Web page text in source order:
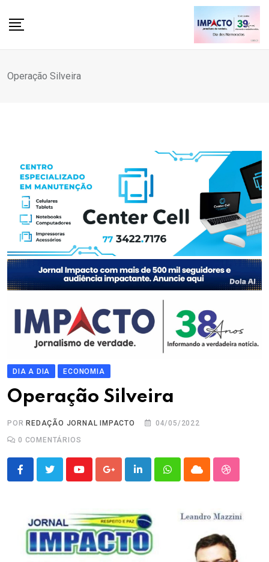
Operação Silveira
DIA A DIA ECONOMIA
Operação Silveira
POR REDAÇÃO JORNAL IMPACTO
04/05/2022
0 COMENTÁRIOS
YoutubeGoogle+LinkedInWhatsappCloud